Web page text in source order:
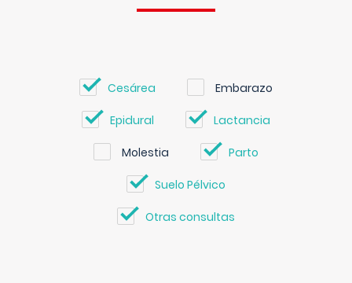
Cesárea Embarazo
Epidural Lactancia
Molestia Parto
Suelo Pélvico
Otras consultas